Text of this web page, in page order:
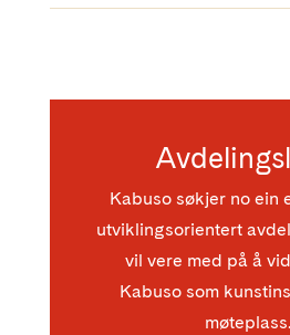
Kabuso søkjer no ein
utviklingsorientert
vil vere med på å
Kabuso som
møteplass.